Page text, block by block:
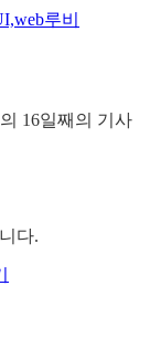
루비
의 16일째의 기사
다.